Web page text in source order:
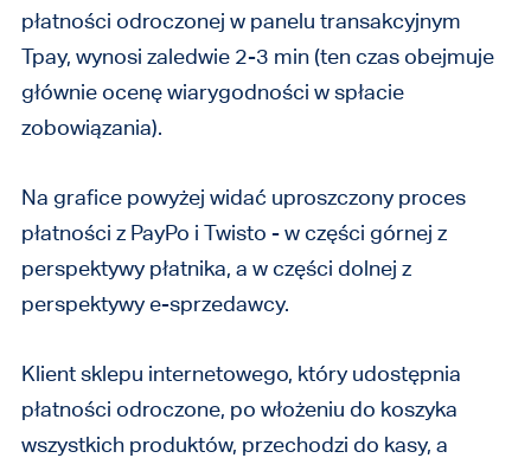
płatności odroczonej w panelu transakcyjnym
Tpay, wynosi zaledwie 2-3 min (ten czas obejmuje
głównie ocenę wiarygodności w spłacie
zobowiązania).
Na grafice powyżej widać uproszczony proces
płatności z PayPo i Twisto - w części górnej z
perspektywy płatnika, a w części dolnej z
perspektywy e-sprzedawcy.
Klient sklepu internetowego, który udostępnia
płatności odroczone, po włożeniu do koszyka
wszystkich produktów, przechodzi do kasy, a